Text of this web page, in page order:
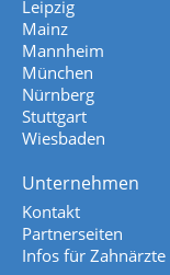
Leipzig
Mainz
Mannheim
München
Nürnberg
Stuttgart
Wiesbaden
Unternehmen
Kontakt
Partnerseiten
Infos für Zahnärzte